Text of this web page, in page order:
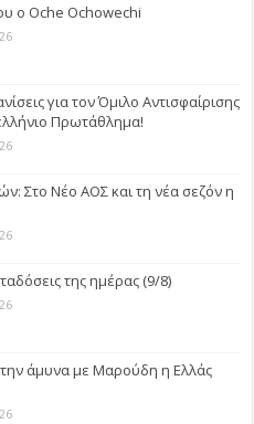
ο Oche Ochowechi
για τον Όμιλο Αντισφαίρισης
Πρωτάθλημα!
Στο Νέο ΑΟΣ και τη νέα σεζόν η
της ημέρας (9/8)
άμυνα με Μαρούδη η Ελλάς